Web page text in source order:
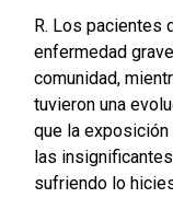
R. Los pacientes
enfermedad
comunidad,
tuvieron una
que la
las
sufriendo lo